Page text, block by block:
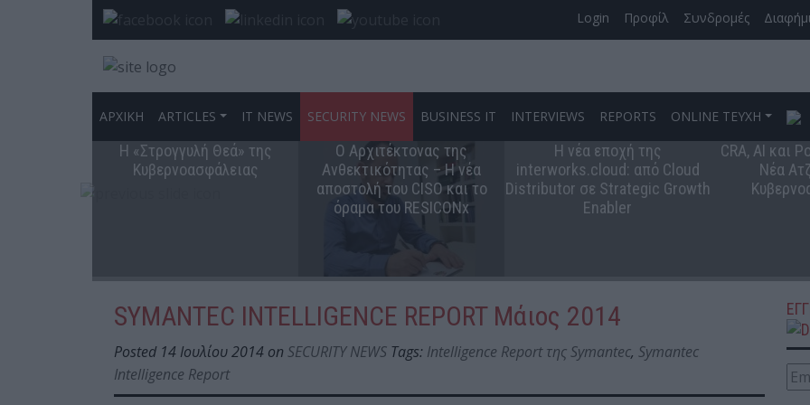
Login Προφίλ Συνδρομές
ΑΡΧΙΚΗ ARTICLES IT NEWS SECURITY NEWS BUSINESS IT INTERVIEWS REPORTS ONLINE ΤΕΥΧΗ
Η «Στρογγυλή Θεά» της
Κυβερνοασφάλειας
Ο Αρχιτέκτονας της
Ανθεκτικότητας – Η νέα
αποστολή του CISO και το
όραμα του RESICONx
Η νέα εποχή της
interworks.cloud: από Cloud
Distributor σε Strategic Growth
Enabler
CRA, AI και
Νέα
SYMANTEC INTELLIGENCE REPORT Μάιος 2014
Posted 14 Ιουλίου 2014 on SECURITY NEWS Tags: Intelligence Report της Symantec, Symantec
Intelligence Report